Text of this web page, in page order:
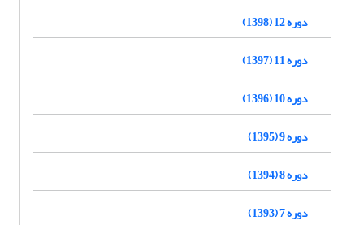
دوره 12 (1398)
دوره 11 (1397)
دوره 10 (1396)
دوره 9 (1395)
دوره 8 (1394)
دوره 7 (1393)